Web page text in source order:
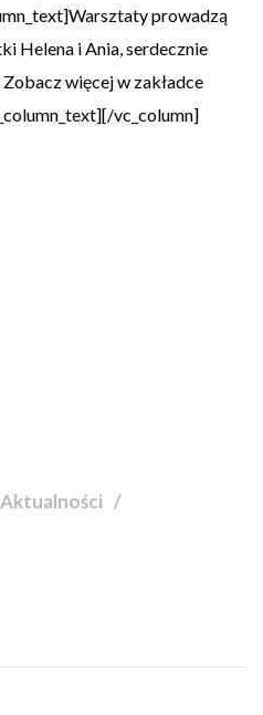
prowadzą
Helena i Ania, serdecznie
więcej w zakładce
vc_column]
Aktualności